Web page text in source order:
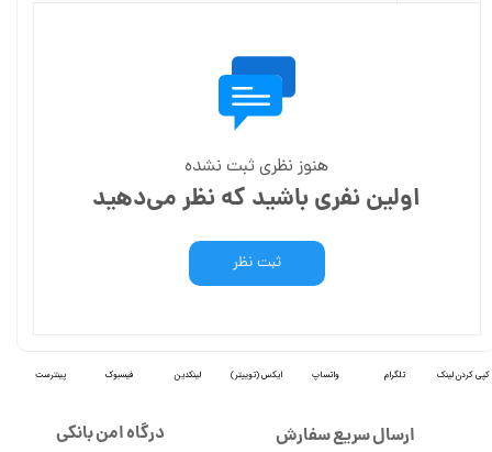
هنوز نظری ثبت نشده
اولین نفری باشید که نظر می‌دهید
ثبت نظر
کپی کردن لینک تلگرام واتساپ ایکس (توییتر) لینکدین فیسبوک پینترست
ارسال سریع سفارش درگاه امن بانکی